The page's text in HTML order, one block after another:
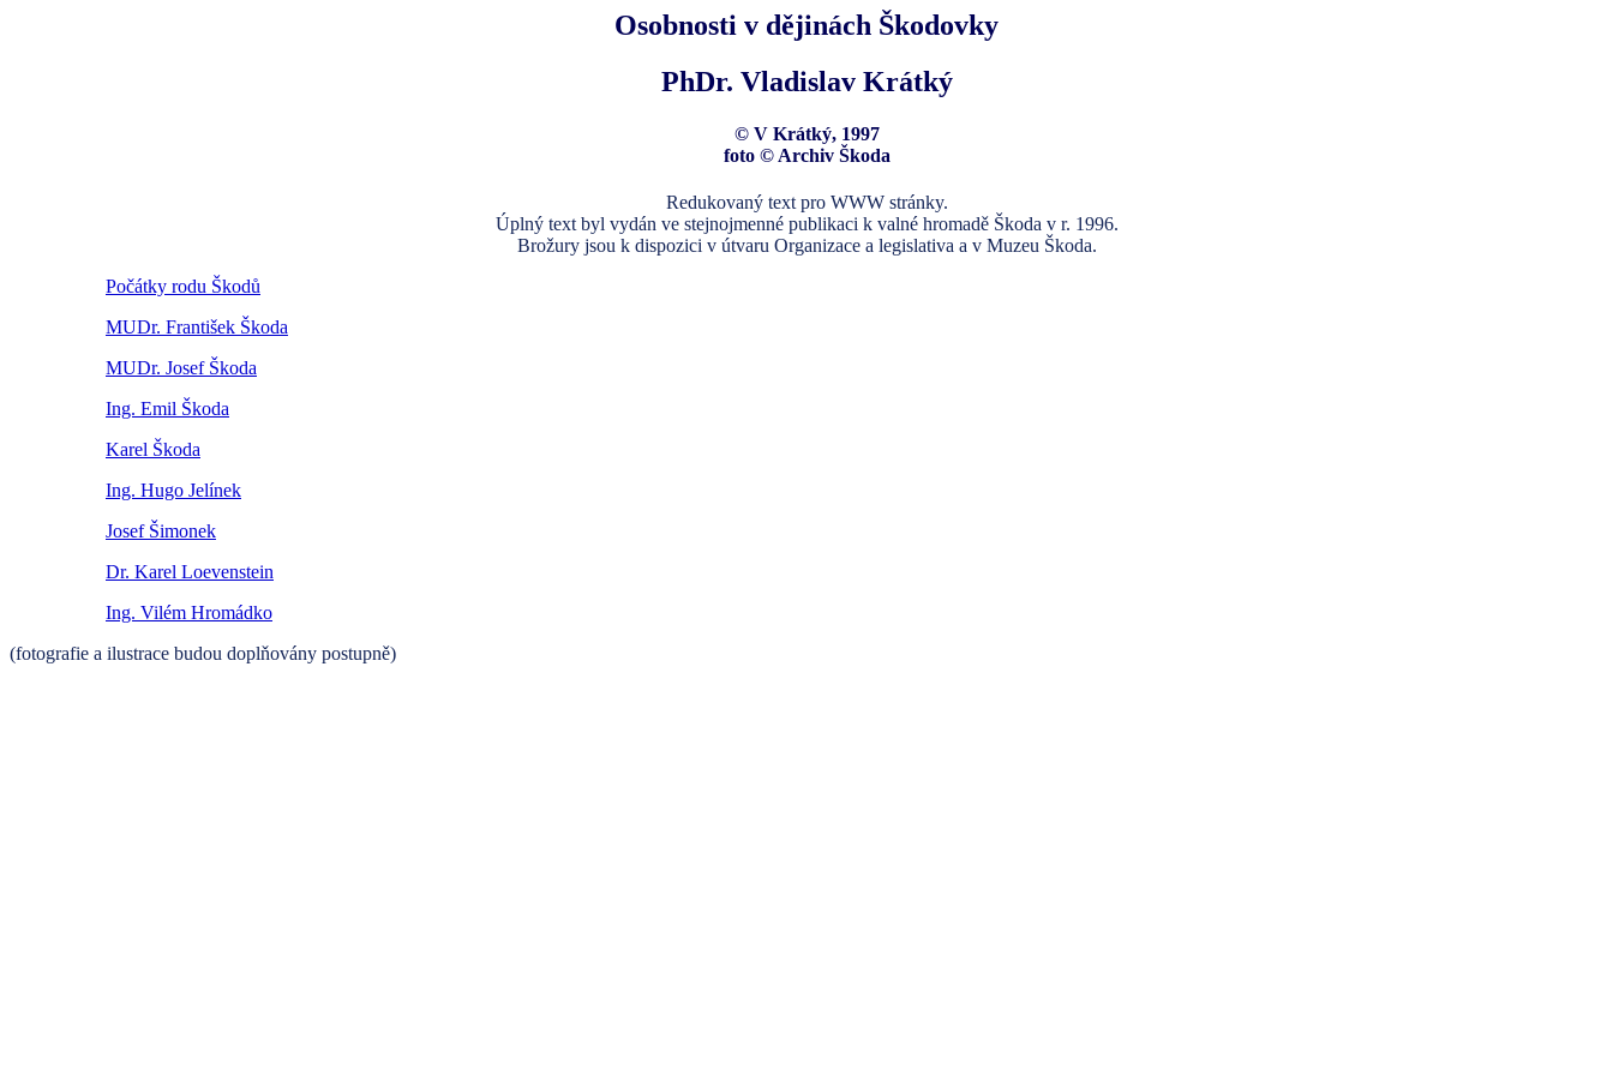
Osobnosti v dějinách Škodovky
PhDr. Vladislav Krátký
© V Krátký, 1997
foto © Archiv Škoda
Redukovaný text pro WWW stránky.
Úplný text byl vydán ve stejnojmenné publikaci k valné hromadě Škoda v r. 1996.
Brožury jsou k dispozici v útvaru Organizace a legislativa a v Muzeu Škoda.
Počátky rodu Škodů
MUDr. František Škoda
MUDr. Josef Škoda
Ing. Emil Škoda
Karel Škoda
Ing. Hugo Jelínek
Josef Šimonek
Dr. Karel Loevenstein
Ing. Vilém Hromádko
(fotografie a ilustrace budou doplňovány postupně)